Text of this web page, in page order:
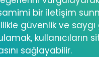
bir iletişim
güvenlik ve saygı
kullanıcıların
sağlayabilir.